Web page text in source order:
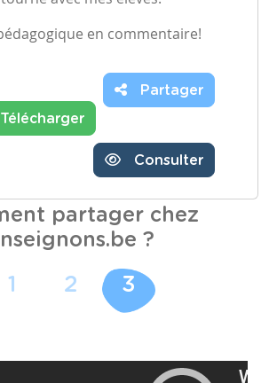
en commentaire!
Télécharger
Partager
Consulter
partager chez
?
1 2 3